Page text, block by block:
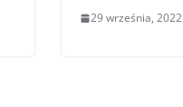
29 września, 2022